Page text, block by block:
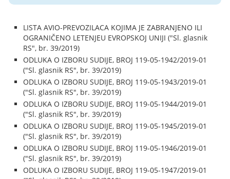
LISTA AVIO-PREVOZILACA KOJIMA JE ZABRANJENO ILI
OGRANIČENO LETENJEU EVROPSKOJ UNIJI ("Sl. glasnik
RS", br. 39/2019)
ODLUKA O IZBORU SUDIJE, BROJ 119-05-1942/2019-01
("Sl. glasnik RS", br. 39/2019)
ODLUKA O IZBORU SUDIJE, BROJ 119-05-1943/2019-01
("Sl. glasnik RS", br. 39/2019)
ODLUKA O IZBORU SUDIJE, BROJ 119-05-1944/2019-01
("Sl. glasnik RS", br. 39/2019)
ODLUKA O IZBORU SUDIJE, BROJ 119-05-1945/2019-01
("Sl. glasnik RS", br. 39/2019)
ODLUKA O IZBORU SUDIJE, BROJ 119-05-1946/2019-01
("Sl. glasnik RS", br. 39/2019)
ODLUKA O IZBORU SUDIJE, BROJ 119-05-1947/2019-01